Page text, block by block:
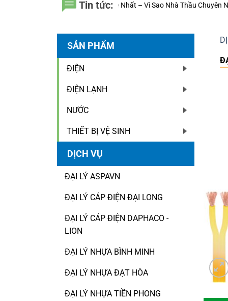
Tin tức:
– Vì Sao Nhà Thầu Chuyên Nghiệp Luôn Tính Đến 20 Năm Sử Dụng
SẢN PHẨM
ĐIỆN
ĐIỆN LẠNH
NƯỚC
THIẾT BỊ VỆ SINH
DỊCH VỤ
ĐẠI LÝ ASPAVN
ĐẠI LÝ CÁP ĐIỆN ĐẠI LONG
ĐẠI LÝ CÁP ĐIỆN DAPHACO -
LION
ĐẠI LÝ NHỰA BÌNH MINH
ĐẠI LÝ NHỰA ĐẠT HÒA
ĐẠI LÝ NHỰA TIỀN PHONG